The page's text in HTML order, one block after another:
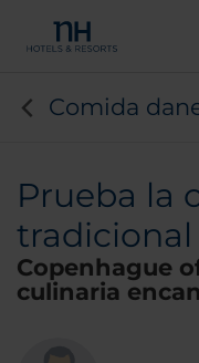
Prueba la
Copenhague
culinaria